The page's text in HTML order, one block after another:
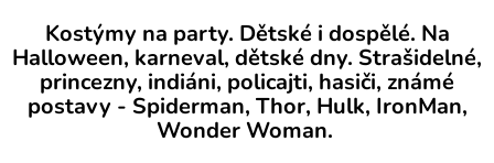
p
r
v
k
y
v
Kostýmy na party. Dětské i dospělé. Na
Halloween, karneval, dětské dny. Strašidelné,
princezny, indiáni, policajti, hasiči, známé
postavy - Spiderman, Thor, Hulk, IronMan,
Wonder Woman.